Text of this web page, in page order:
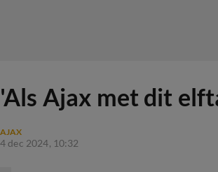
'Als Ajax met dit
AJAX
4 dec 2024, 10:32